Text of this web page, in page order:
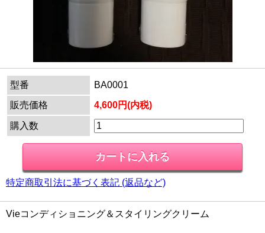
型番
BA0001
販売価格
4,600円(内税)
購入数
特定商取引法に基づく表記 (返品など)
Vieコンディショニング＆スタイリングクリーム